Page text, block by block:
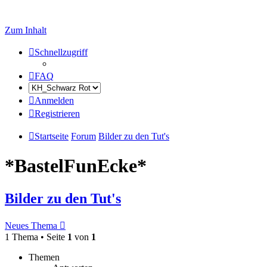
Zum Inhalt
Schnellzugriff
FAQ
Anmelden
Registrieren
Startseite Forum Bilder zu den Tut's
*BastelFunEcke*
Bilder zu den Tut's
Neues Thema
1 Thema • Seite 1 von 1
Themen